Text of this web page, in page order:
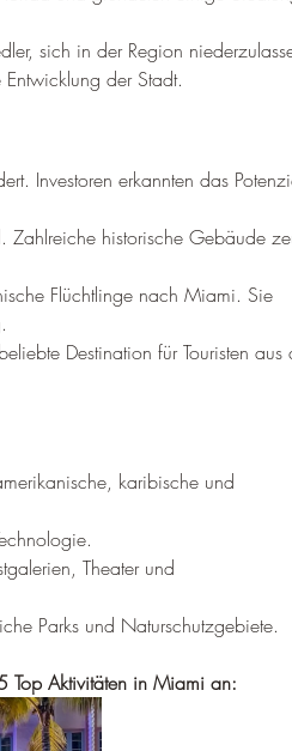
sich in der Region
der Stadt.
Investoren erkannten das
Zahlreiche historische Gebäude
Flüchtlinge nach Miami. Sie
Destination für Touristen aus
karibische und
Theater und
Parks und Naturschutzgebiete.
Top Aktivitäten in Miami an: